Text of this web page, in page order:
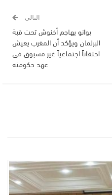
التالي
بوانو يهاجم أخنوش تحت قبة
البرلمان ويؤكد أن المغرب يعيش
احتقاناً اجتماعياً غير مسبوق في
عهد حكومته